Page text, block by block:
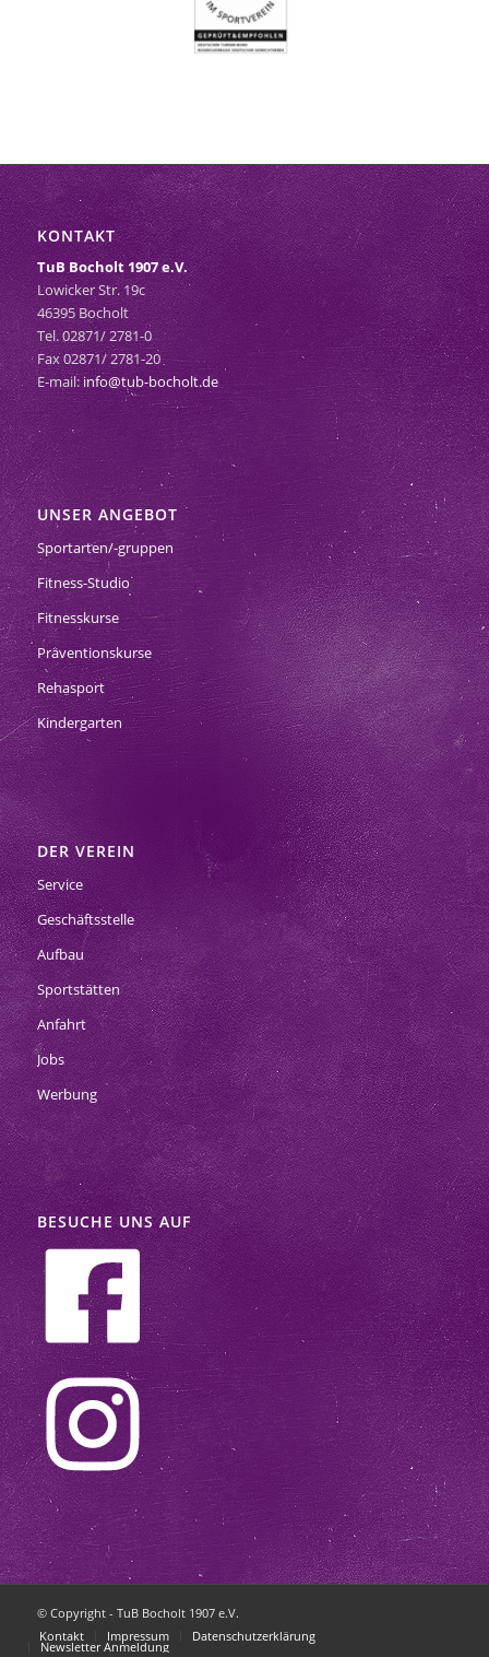
KONTAKT
TuB Bocholt 1907 e.V.
Lowicker Str. 19c
46395 Bocholt
Tel. 02871/ 2781-0
Fax 02871/ 2781-20
E-mail:info@tub-bocholt.de
UNSER ANGEBOT
Sportarten/-gruppen
Fitness-Studio
Fitnesskurse
Präventionskurse
Rehasport
Kindergarten
DER VEREIN
Service
Geschäftsstelle
Aufbau
Sportstätten
Anfahrt
Jobs
Werbung
BESUCHE UNS AUF
© Copyright - TuB Bocholt 1907 e.V.
Kontakt
Impressum Datenschutzerklärung
Newsletter Anmeldung